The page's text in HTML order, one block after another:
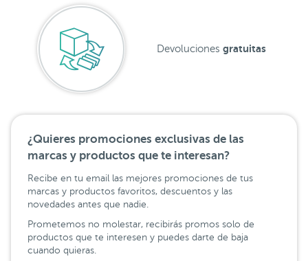
Devoluciones gratuitas
¿Quieres promociones exclusivas de las
marcas y productos que te interesan?
Recibe en tu email las mejores promociones de tus
marcas y productos favoritos, descuentos y las
novedades antes que nadie.
Prometemos no molestar, recibirás promos solo de
productos que te interesen y puedes darte de baja
cuando quieras.